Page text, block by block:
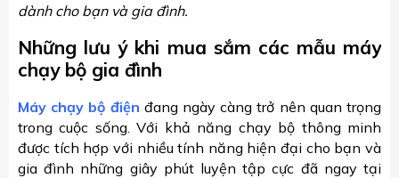
dành cho bạn và gia đình.
Những lưu ý khi mua sắm các mẫu máy
chạy bộ gia đình
Máy chạy bộ điện đang ngày càng trở nên quan trọng
trong cuộc sống. Với khả năng chạy bộ thông minh
được tích hợp với nhiều tính năng hiện đại cho bạn và
gia đình những giây phút luyện tập cực đã ngay tại